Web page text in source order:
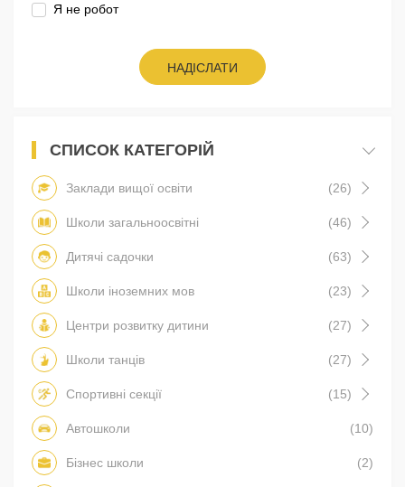
Я не робот
НАДІСЛАТИ
СПИСОК КАТЕГОРІЙ
Заклади вищої освіти (26)
Школи загальноосвітні (46)
Дитячі садочки (63)
Школи іноземних мов (23)
Центри розвитку дитини (27)
Школи танців (27)
Спортивні секції (15)
Автошколи (10)
Бізнес школи (2)